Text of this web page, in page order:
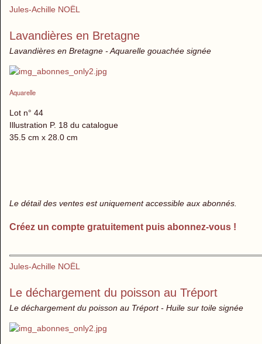
Jules-Achille NOËL
Lavandières en Bretagne
Lavandières en Bretagne - Aquarelle gouachée signée
Aquarelle
Lot n° 44
Illustration P. 18 du catalogue
35.5 cm x 28.0 cm
Le détail des ventes est uniquement accessible aux abonnés.
Créez un compte gratuitement puis abonnez-vous !
Jules-Achille NOËL
Le déchargement du poisson au Tréport
Le déchargement du poisson au Tréport - Huile sur toile signée